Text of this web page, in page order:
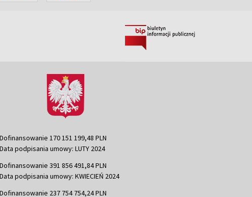
Dofinansowanie 170 151 199,48 PLN
Data podpisania umowy: LUTY 2024
Dofinansowanie 391 856 491,84 PLN
Data podpisania umowy: KWIECIEŃ 2024
Dofinansowanie 237 754 754,24 PLN